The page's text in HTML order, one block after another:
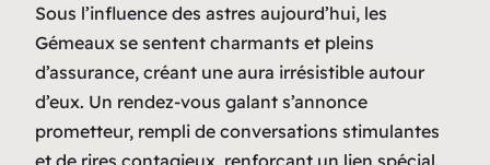
Sous l’influence des astres aujourd’hui, les
Gémeaux se sentent charmants et pleins
d’assurance, créant une aura irrésistible autour
d’eux. Un rendez-vous galant s’annonce
prometteur, rempli de conversations stimulantes
et de rires contagieux, renforçant un lien spécial.